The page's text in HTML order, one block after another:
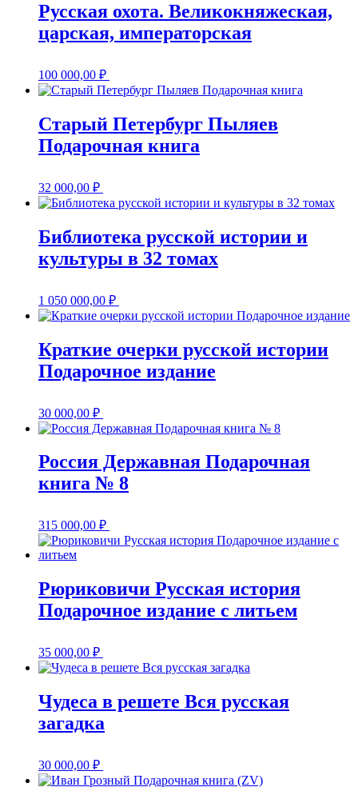
Русская охота. Великокняжеская,
царская, императорская
100 000,00 ₽
Старый Петербург Пыляев
Подарочная книга
32 000,00 ₽
Библиотека русской истории и
культуры в 32 томах
1 050 000,00 ₽
Краткие очерки русской истории
Подарочное издание
30 000,00 ₽
Россия Державная Подарочная
книга № 8
315 000,00 ₽
Рюриковичи Русская история
Подарочное издание с литьем
35 000,00 ₽
Чудеса в решете Вся русская
загадка
30 000,00 ₽